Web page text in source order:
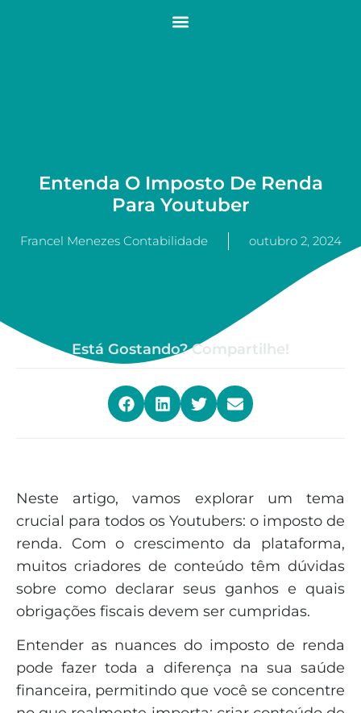
Entenda O Imposto De Renda
Para Youtuber
Francel Menezes Contabilidade outubro 2, 2024
Está Gostando? Compartilhe!
Neste artigo, vamos explorar um tema
crucial para todos os Youtubers: o imposto de
renda. Com o crescimento da plataforma,
muitos criadores de conteúdo têm dúvidas
sobre como declarar seus ganhos e quais
obrigações fiscais devem ser cumpridas.
Entender as nuances do imposto de renda
pode fazer toda a diferença na sua saúde
financeira, permitindo que você se concentre